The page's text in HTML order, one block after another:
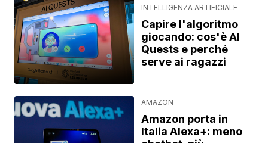
INTELLIGENZA ARTIFICIALE
Capire l'algoritmo
giocando: cos'è AI
Quests e perché
serve ai ragazzi
AMAZON
Amazon porta in
Italia Alexa+: meno